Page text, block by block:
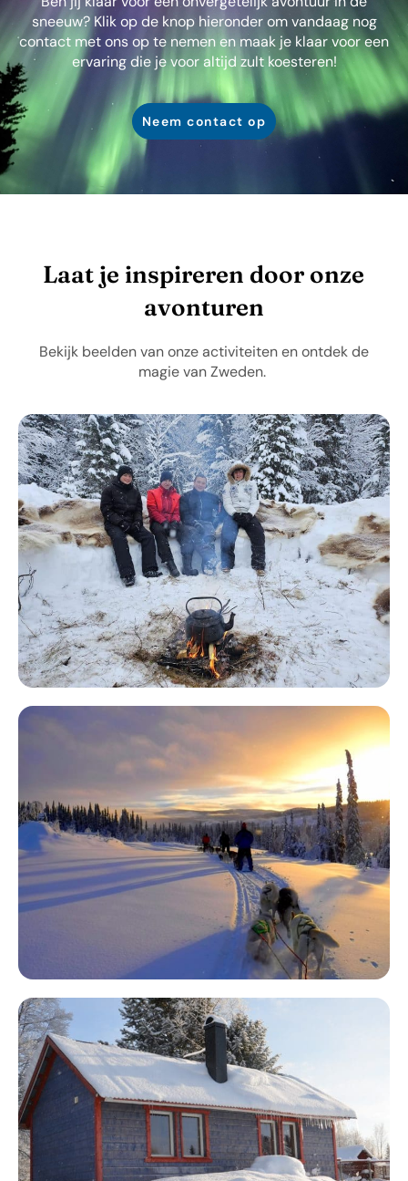
sneeuw? Klik op de knop hieronder om vandaag nog
contact met ons op te nemen en maak je klaar voor een
ervaring die je voor altijd zult koesteren!
Neem contact op
Laat je inspireren door onze
avonturen
Bekijk beelden van onze activiteiten en ontdek de
magie van Zweden.